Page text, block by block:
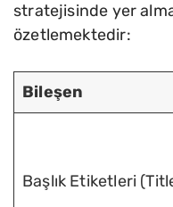
stratejisinde yer
özetlemektedir:
Bileşen
Başlık Etiketleri